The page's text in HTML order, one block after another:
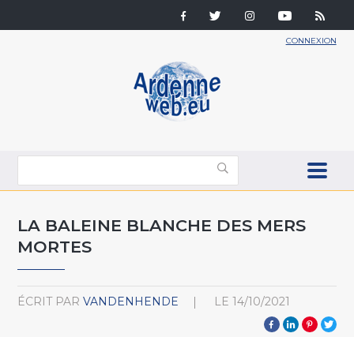
CONNEXION
LA BALEINE BLANCHE DES MERS
MORTES
ÉCRIT PAR VANDENHENDE LE 14/10/2021